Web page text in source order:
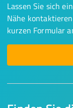
Lassen Sie sich
Nähe
kurzen Formular